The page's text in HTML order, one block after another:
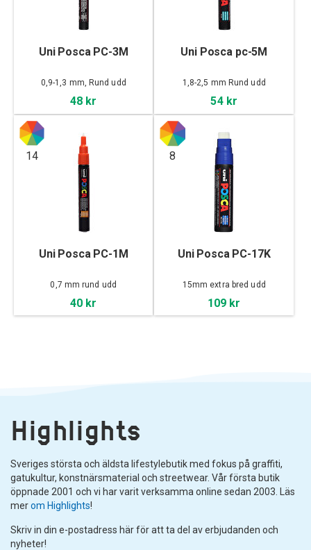
Uni Posca PC-3M
0,9-1,3 mm, Rund udd
48 kr
Uni Posca pc-5M
1,8-2,5 mm Rund udd
54 kr
14
Uni Posca PC-1M
0,7 mm rund udd
40 kr
8
Uni Posca PC-17K
15mm extra bred udd
109 kr
Highlights
Sveriges största och äldsta lifestylebutik med fokus på graffiti,
gatukultur, konstnärsmaterial och streetwear. Vår första butik
öppnade 2001 och vi har varit verksamma online sedan 2003. Läs
merom Highlights!
Skriv in din e-postadress här för att ta del av erbjudanden och
nyheter!